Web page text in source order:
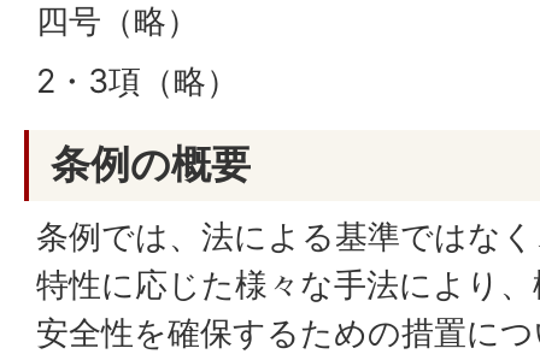
四号（略）
2・3項（略）
条例の概要
条例では、法による基準ではな
特性に応じた様々な手法により
安全性を確保するための措置に